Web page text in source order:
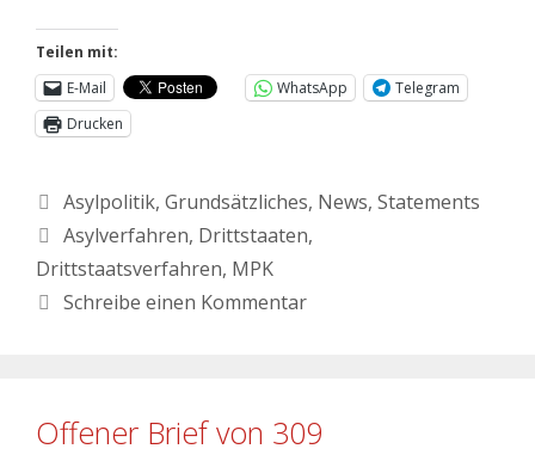
Teilen mit:
E-Mail
WhatsApp
Telegram
Drucken
Asylpolitik, Grundsätzliches, News, Statements
Asylverfahren, Drittstaaten,
Drittstaatsverfahren, MPK
Schreibe einen Kommentar
Offener Brief von 309